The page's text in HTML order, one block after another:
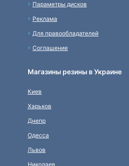
Параметры дисков
Реклама
Для правообладателей
Соглашение
Магазины резины в Украине
Киев
Харьков
Днепр
Одесса
Львов
Николаев